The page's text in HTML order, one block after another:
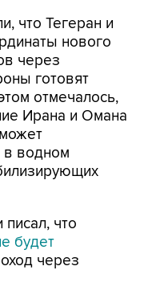
что Тегеран и
нового
через
готовят
отмечалось,
Ирана и Омана
в водном
писал, что
будет
через